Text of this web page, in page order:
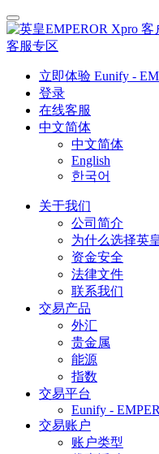
客
客服专区
立即体验 Eunify -
登录
在线客服
中文简体
中文简体
English
한국어
关于我们
公司简介
为什么选择英
资金安全
法律文件
联系我们
交易产品
外汇
贵金属
能源
指数
交易平台
Eunify -
交易账户
账户类型